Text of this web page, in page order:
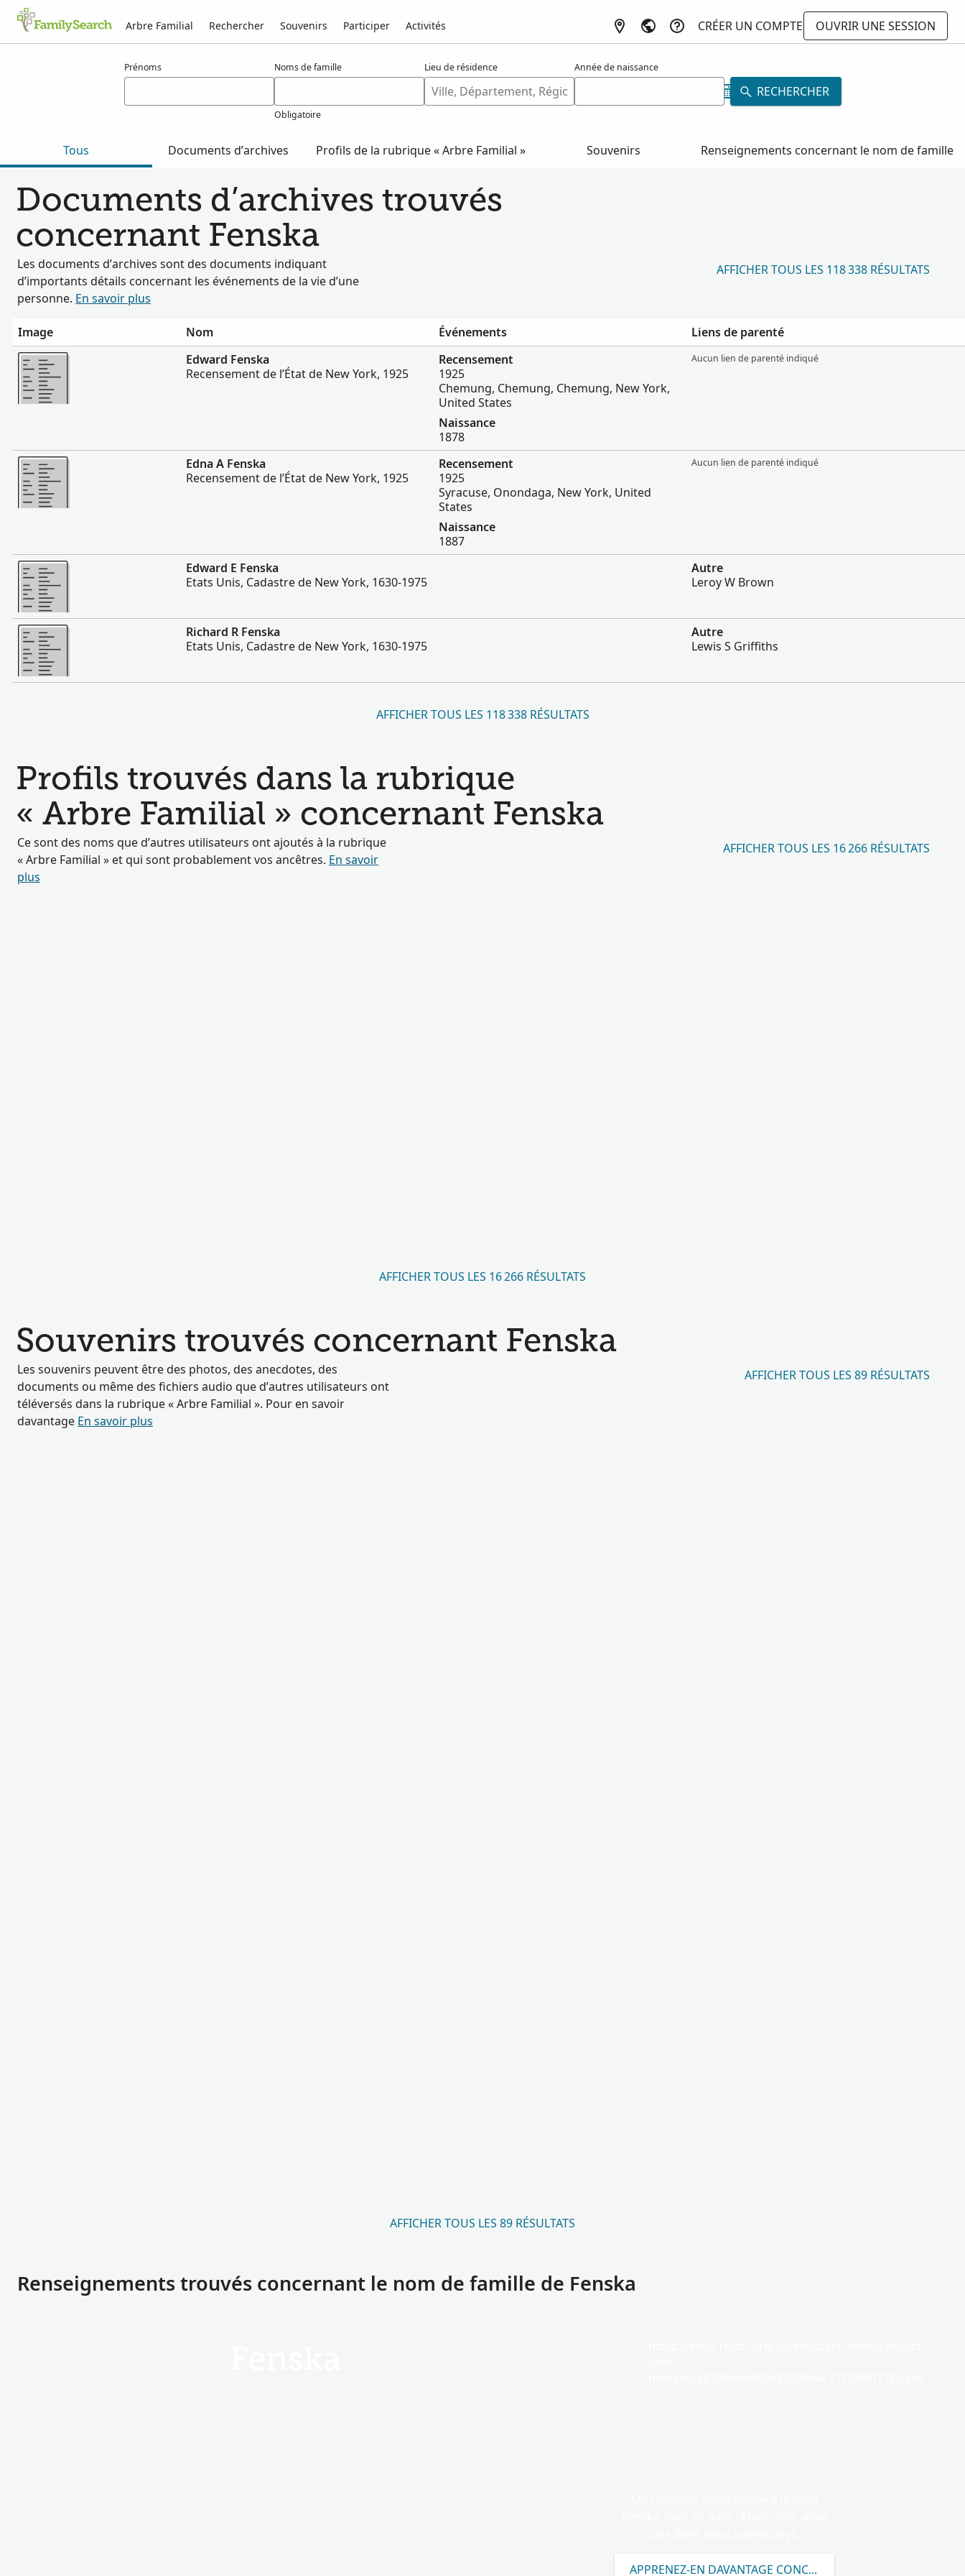
Arbre Familial Rechercher Souvenirs Participer Activités CRÉER UN COMPTE
OUVRIR UNE SESSION
Prénoms Noms de famille
Obligatoire
Lieu de résidence Année de naissance
RECHERCHER
Tous Documents d’archives Profils de la rubrique « Arbre Familial » Souvenirs Renseignements concernant le nom de famille
Documents d’archives trouvés
concernant Fenska
Les documents d’archives sont des documents indiquant
d’importants détails concernant les événements de la vie d’une
personne. En savoir plus
AFFICHER TOUS LES 118 338 RÉSULTATS
Image Nom Événements
Liens de parenté
Plus
Edward Fenska
Recensement de l’État de New York, 1925
Recensement
1925
Chemung, Chemung, Chemung, New York,
United States
Naissance
1878
Aucun lien de parenté indiqué
Plus
Edna A Fenska
Recensement de l’État de New York, 1925
Recensement
1925
Syracuse, Onondaga, New York, United
States
Naissance
1887
Aucun lien de parenté indiqué
Plus
Edward E Fenska
Etats Unis, Cadastre de New York, 1630-1975
Autre
Leroy W Brown
Plus
Richard R Fenska
Etats Unis, Cadastre de New York, 1630-1975
Autre
Lewis S Griffiths
AFFICHER TOUS LES 118 338 RÉSULTATS
Profils trouvés dans la rubrique
« Arbre Familial » concernant Fenska
Ce sont des noms que d’autres utilisateurs ont ajoutés à la rubrique
« Arbre Familial » et qui sont probablement vos ancêtres. En savoir
plus
AFFICHER TOUS LES 16 266 RÉSULTATS
AFFICHER TOUS LES 16 266 RÉSULTATS
Souvenirs trouvés concernant Fenska
Les souvenirs peuvent être des photos, des anecdotes, des
documents ou même des fichiers audio que d’autres utilisateurs ont
téléversés dans la rubrique « Arbre Familial ». Pour en savoir
davantage En savoir plus
AFFICHER TOUS LES 89 RÉSULTATS
AFFICHER TOUS LES 89 RÉSULTATS
Renseignements trouvés concernant le nom de famille de Fenska
APPRENEZ-EN DAVANTAGE CONCERNANT LE NOM FENSKA